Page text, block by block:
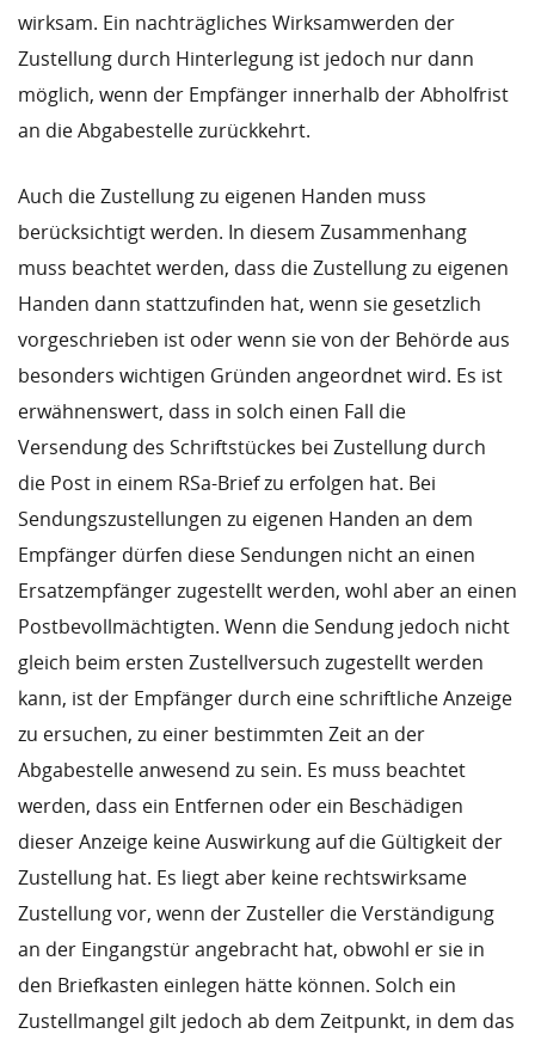
wirksam. Ein nachträgliches Wirksamwerden der
Zustellung durch Hinterlegung ist jedoch nur dann
möglich, wenn der Empfänger innerhalb der Abholfrist
an die Abgabestelle zurückkehrt.
Auch die Zustellung zu eigenen Handen muss
berücksichtigt werden. In diesem Zusammenhang
muss beachtet werden, dass die Zustellung zu eigenen
Handen dann stattzufinden hat, wenn sie gesetzlich
vorgeschrieben ist oder wenn sie von der Behörde aus
besonders wichtigen Gründen angeordnet wird. Es ist
erwähnenswert, dass in solch einen Fall die
Versendung des Schriftstückes bei Zustellung durch
die Post in einem RSa-Brief zu erfolgen hat. Bei
Sendungszustellungen zu eigenen Handen an dem
Empfänger dürfen diese Sendungen nicht an einen
Ersatzempfänger zugestellt werden, wohl aber an einen
Postbevollmächtigten. Wenn die Sendung jedoch nicht
gleich beim ersten Zustellversuch zugestellt werden
kann, ist der Empfänger durch eine schriftliche Anzeige
zu ersuchen, zu einer bestimmten Zeit an der
Abgabestelle anwesend zu sein. Es muss beachtet
werden, dass ein Entfernen oder ein Beschädigen
dieser Anzeige keine Auswirkung auf die Gültigkeit der
Zustellung hat. Es liegt aber keine rechtswirksame
Zustellung vor, wenn der Zusteller die Verständigung
an der Eingangstür angebracht hat, obwohl er sie in
den Briefkasten einlegen hätte können. Solch ein
Zustellmangel gilt jedoch ab dem Zeitpunkt, in dem das